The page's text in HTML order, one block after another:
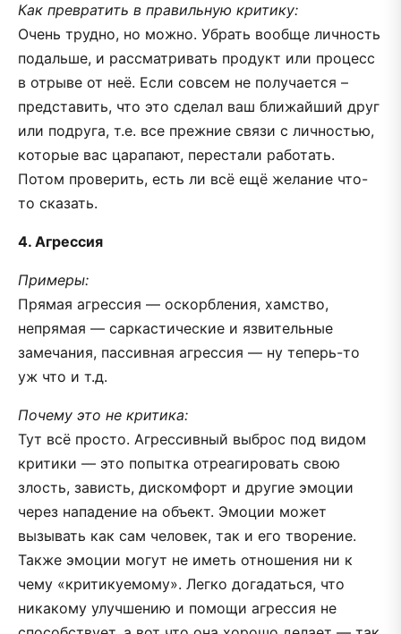
Как превратить в правильную критику:
Очень трудно, но можно. Убрать вообще личность
подальше, и рассматривать продукт или процесс
в отрыве от неё. Если совсем не получается –
представить, что это сделал ваш ближайший друг
или подруга, т.е. все прежние связи с личностью,
которые вас царапают, перестали работать.
Потом проверить, есть ли всё ещё желание что-
то сказать.
4. Агрессия
Примеры:
Прямая агрессия — оскорбления, хамство,
непрямая — саркастические и язвительные
замечания, пассивная агрессия — ну теперь-то
уж что и т.д.
Почему это не критика:
Тут всё просто. Агрессивный выброс под видом
критики — это попытка отреагировать свою
злость, зависть, дискомфорт и другие эмоции
через нападение на объект. Эмоции может
вызывать как сам человек, так и его творение.
Также эмоции могут не иметь отношения ни к
чему «критикуемому». Легко догадаться, что
никакому улучшению и помощи агрессия не